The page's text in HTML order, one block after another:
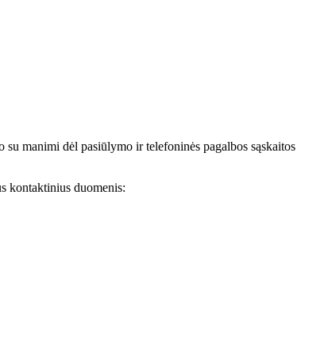
manimi dėl pasiūlymo ir telefoninės pagalbos sąskaitos
kontaktinius duomenis: